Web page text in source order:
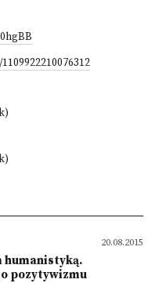
20.08.2015
humanistyką.
pozytywizmu